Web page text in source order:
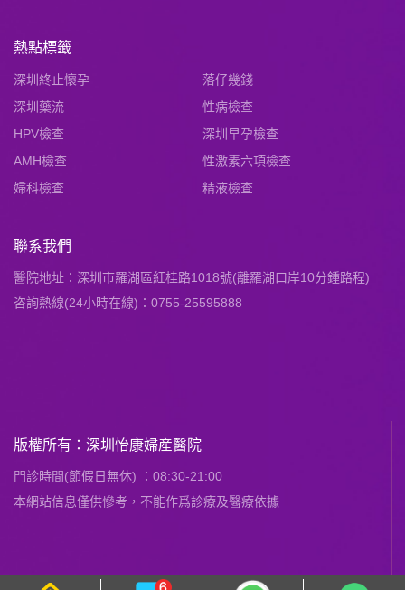
熱點標籤
深圳終止懷孕
落仔幾錢
深圳藥流
性病檢查
HPV檢查
深圳早孕檢查
AMH檢查
性激素六項檢查
婦科檢查
精液檢查
聯系我們
醫院地址：深圳市羅湖區紅桂路1018號(離羅湖口岸10分鍾路程)
咨詢熱線(24小時在線)：0755-25595888
版權所有：深圳怡康婦産醫院
門診時間(節假日無休) ：08:30-21:00
本網站信息僅供慘考，不能作爲診療及醫療依據